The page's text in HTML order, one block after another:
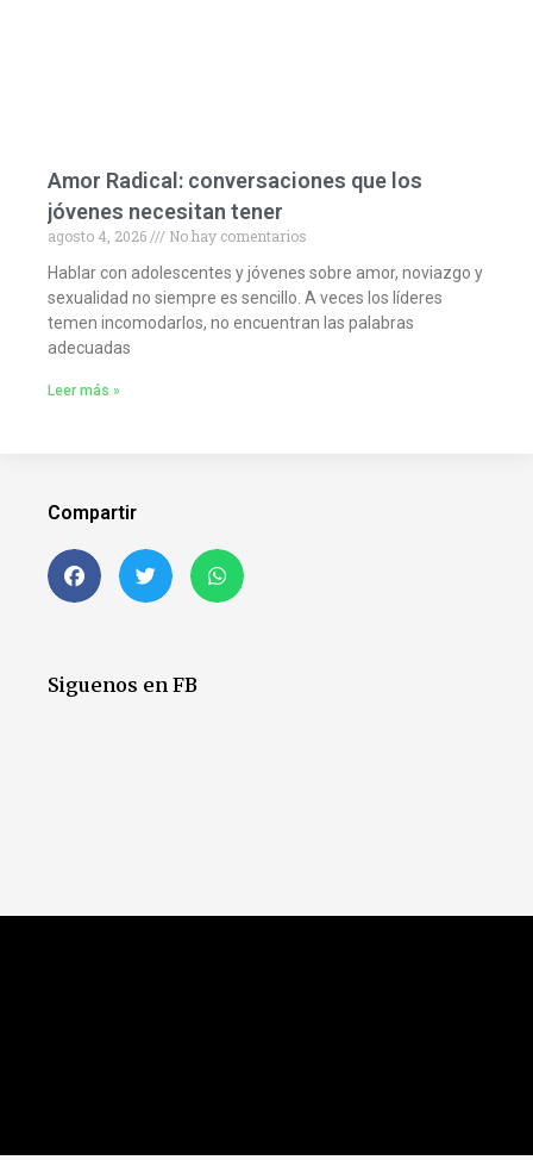
Amor Radical: conversaciones que los
jóvenes necesitan tener
agosto 4, 2026
No hay comentarios
Hablar con adolescentes y jóvenes sobre amor, noviazgo y
sexualidad no siempre es sencillo. A veces los líderes
temen incomodarlos, no encuentran las palabras
adecuadas
Leer más »
Compartir
Siguenos en FB